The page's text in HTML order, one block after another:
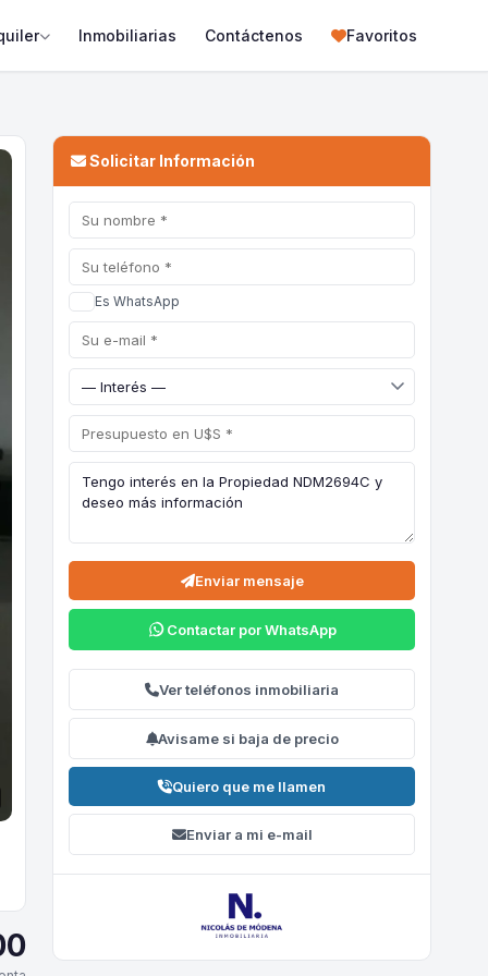
Inmobiliarias Contáctenos Favoritos
Solicitar Información
Es WhatsApp
Enviar mensaje
Contactar por WhatsApp
Ver teléfonos inmobiliaria
Avisame si baja de precio
Quiero que me llamen
Enviar a mi e-mail